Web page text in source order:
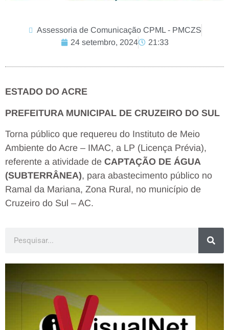
Assessoria de Comunicação CPML - PMCZS
24 setembro, 2024
21:33
ESTADO DO ACRE
PREFEITURA MUNICIPAL DE CRUZEIRO DO SUL
Torna público que requereu do Instituto de Meio
Ambiente do Acre – IMAC, a LP (Licença Prévia),
referente a atividade de CAPTAÇÃO DE ÁGUA
(SUBTERRÂNEA), para abastecimento público no
Ramal da Mariana, Zona Rural, no município de
Cruzeiro do Sul – AC.